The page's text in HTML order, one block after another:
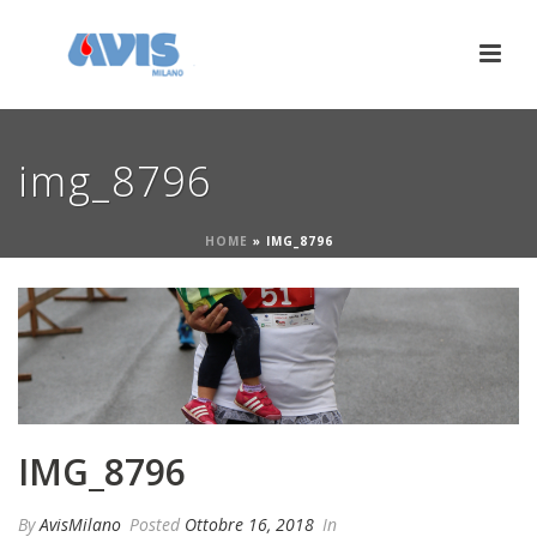
img_8796
HOME » IMG_8796
IMG_8796
ByAvisMilano Posted Ottobre 16, 2018 In